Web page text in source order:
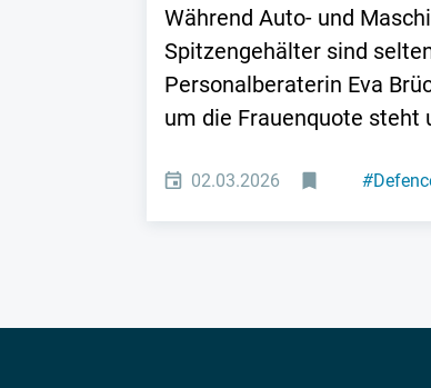
Während Auto- und
Spitzengehälter sind
Personalberaterin Eva
um die Frauenquote steht
02.03.2026 #